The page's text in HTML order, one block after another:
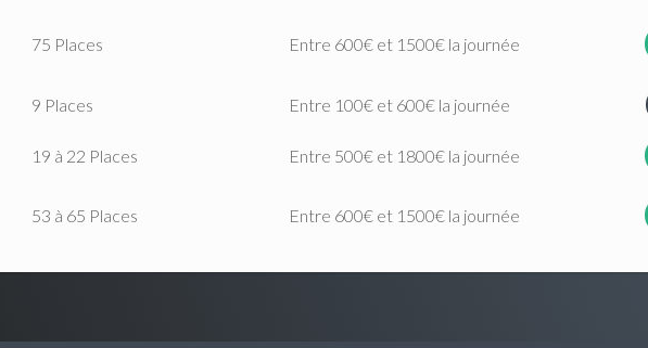
75 Places Entre 600€ et 1500€ la journée
9 Places Entre 100€ et 600€ la journée
19 à 22 Places Entre 500€ et 1800€ la journée
53 à 65 Places Entre 600€ et 1500€ la journée